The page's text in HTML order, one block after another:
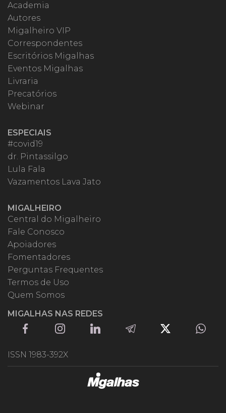
Academia
Autores
Migalheiro VIP
Correspondentes
Escritórios Migalhas
Eventos Migalhas
Livraria
Precatórios
Webinar
ESPECIAIS
#covid19
dr. Pintassilgo
Lula Fala
Vazamentos Lava Jato
MIGALHEIRO
Central do Migalheiro
Fale Conosco
Apoiadores
Fomentadores
Perguntas Frequentes
Termos de Uso
Quem Somos
MIGALHAS NAS REDES
ISSN 1983-392X